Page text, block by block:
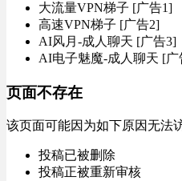
大流量VPN梯子 [广告1]
高速VPN梯子 [广告2]
AI风月-成人聊天 [广告3]
AI电子魅魔-成人聊天 [广
页面不存在
该页面可能因为如下原因无法
投稿已被删除
投稿正被重新审核